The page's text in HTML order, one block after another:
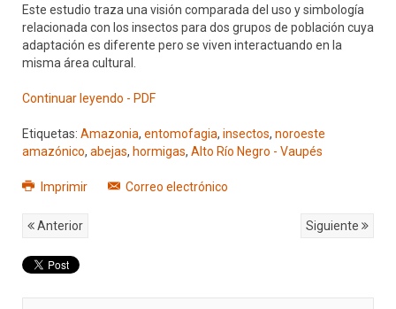
Este estudio traza una visión comparada del uso y simbología
relacionada con los insectos para dos grupos de población cuya
adaptación es diferente pero se viven interactuando en la
misma área cultural.
Continuar leyendo - PDF
Etiquetas: Amazonia, entomofagia, insectos, noroeste
amazónico, abejas, hormigas, Alto Río Negro - Vaupés
Imprimir Correo electrónico
Anterior Siguiente